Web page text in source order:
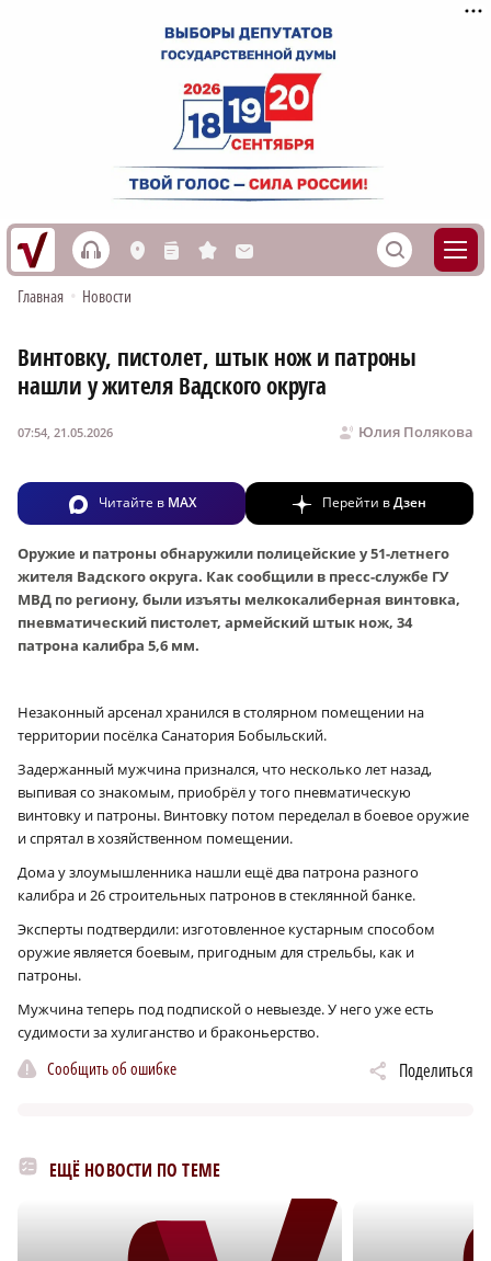
h L n s M S
Главная • Новости
Винтовку, пистолет, штык нож и патроны
нашли у жителя Вадского округа
Юлия Полякова
07:54, 21.05.2026
Читайте в MAX Перейти вДзен
Оружие и патроны обнаружили полицейские у 51-летнего
жителя Вадского округа. Как сообщили в пресс-службе ГУ
МВД по региону, были изъяты мелкокалиберная винтовка,
пневматический пистолет, армейский штык нож, 34
патрона калибра 5,6 мм.
Незаконный арсенал хранился в столярном помещении на
территории посёлка Санатория Бобыльский.
Задержанный мужчина признался, что несколько лет назад,
выпивая со знакомым, приобрёл у того пневматическую
винтовку и патроны. Винтовку потом переделал в боевое оружие
и спрятал в хозяйственном помещении.
Дома у злоумышленника нашли ещё два патрона разного
калибра и 26 строительных патронов в стеклянной банке.
Эксперты подтвердили: изготовленное кустарным способом
оружие является боевым, пригодным для стрельбы, как и
патроны.
Мужчина теперь под подпиской о невыезде. У него уже есть
судимости за хулиганство и браконьерство.
Сообщить об ошибке Поделиться
ЕЩЁ НОВОСТИ ПО ТЕМЕ